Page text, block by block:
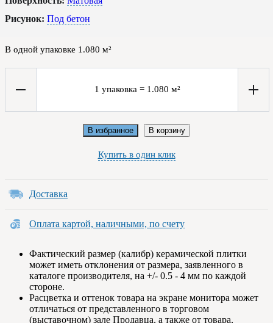
Рисунок: Под бетон
В одной упаковке 1.080 м²
1 упаковка = 1.080 м²
В избранное В корзину
Купить в один клик
Доставка
Оплата картой, наличными, по счету
Фактический размер (калибр) керамической плитки
может иметь отклонения от размера, заявленного в
каталоге производителя, на +/- 0.5 - 4 мм по каждой
стороне.
Расцветка и оттенок товара на экране монитора может
отличаться от представленного в торговом
(выставочном) зале Продавца, а также от товара,